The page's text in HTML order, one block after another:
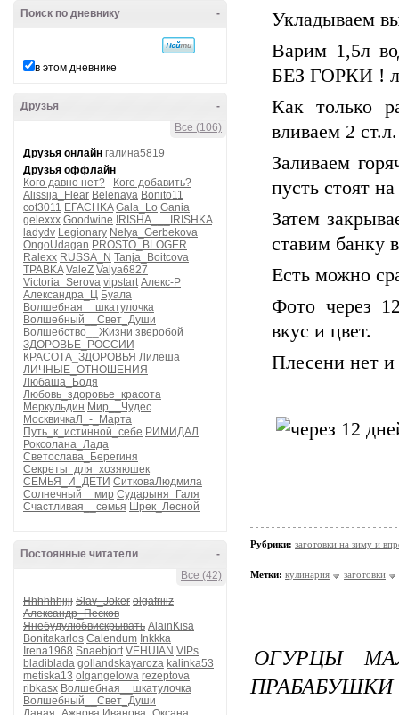
-
Поиск по дневнику
в этом дневнике
-
Друзья
Все (106)
Друзья онлайн галина5819
Друзья оффлайн
Кого давно нет?
Кого добавить?
Alissija_Flear Belenaya Bonito11
cot3011 EFACHKA Gala_Lo Gania
gelexxx Goodwine
IRISHA___IRISHKA
ladydv Legionary Nelya_Gerbekova
OngoUdagan PROSTO_BLOGER
Ralexx RUSSA_N Tanja_Boitcova
TPABKA ValeZ Valya6827
Victoria_Serova vipstart Алекс-Р
Александра_Ц Буала
Волшебная__шкатулочка
Волшебный__Свет_Души
Волшебство__Жизни зверобой
ЗДОРОВЬЕ_РОССИИ
КРАСОТА_ЗДОРОВЬЯ Лилёша
ЛИЧНЫЕ_ОТНОШЕНИЯ
Любаша_Бодя
Любовь_здоровье_красота
Меркульдин Мир__Чудес
МосквичкаЛ_-_Марта
Путь_к_истинной_себе РИМИДАЛ
Роксолана_Лада
Светослава_Берегиня
Секреты_для_хозяюшек
СЕМЬЯ_И_ДЕТИ СитковаЛюдмила
Солнечный__мир Сударыня_Галя
Счастливая__семья Шрек_Лесной
-
Постоянные читатели
Все (42)
Hhhhhhjjjj Slav_Joker olgafriiiz
Александр_Песков
Янебудулюбвискрывать AlainKisa
Bonitakarlos Calendum Inkkka
Irena1968 Snaebjort VEHUIAN VIPs
bladiblada gollandskayaroza kalinka53
metiska13 olgangelowa rezeptova
ribkasx Волшебная__шкатулочка
Волшебный__Свет_Души
Укладываем
Варим 1,5л
БЕЗ ГОРКИ !
Как только
вливаем 2
Заливаем
пусть стоят
Затем
ставим банку
Есть можно
Фото через
вкус и цвет.
Плесени нет
Рубрики: заготовки на зиму и
Метки: кулинария заготовки
ОГУРЦЫ
ПРАБАБУШКИ